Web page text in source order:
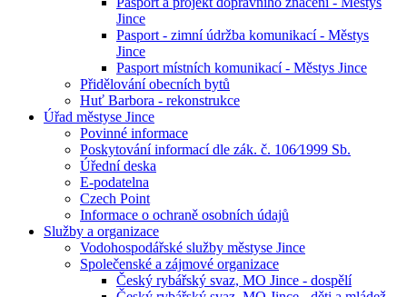
Jince
Pasport - zimní údržba komunikací - Městys
Jince
Pasport místních komunikací - Městys Jince
Přidělování obecních bytů
Huť Barbora - rekonstrukce
Úřad městyse Jince
Povinné informace
Poskytování informací dle zák. č. 106⁄1999 Sb.
Úřední deska
E-podatelna
Czech Point
Informace o ochraně osobních údajů
Služby a organizace
Vodohospodářské služby městyse Jince
Společenské a zájmové organizace
Český rybářský svaz, MO Jince - dospělí